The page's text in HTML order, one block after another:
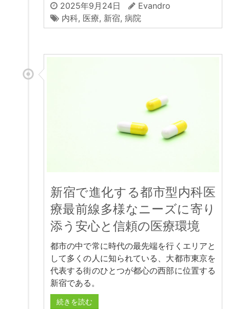
2025年9月24日
Evandro
内科, 医療, 新宿, 病院
新宿で進化する都市型内科医
療最前線多様なニーズに寄り
添う安心と信頼の医療環境
都市の中で常に時代の最先端を行くエリアと
して多くの人に知られている、大都市東京を
代表する街のひとつが都心の西部に位置する
新宿である。
続きを読む